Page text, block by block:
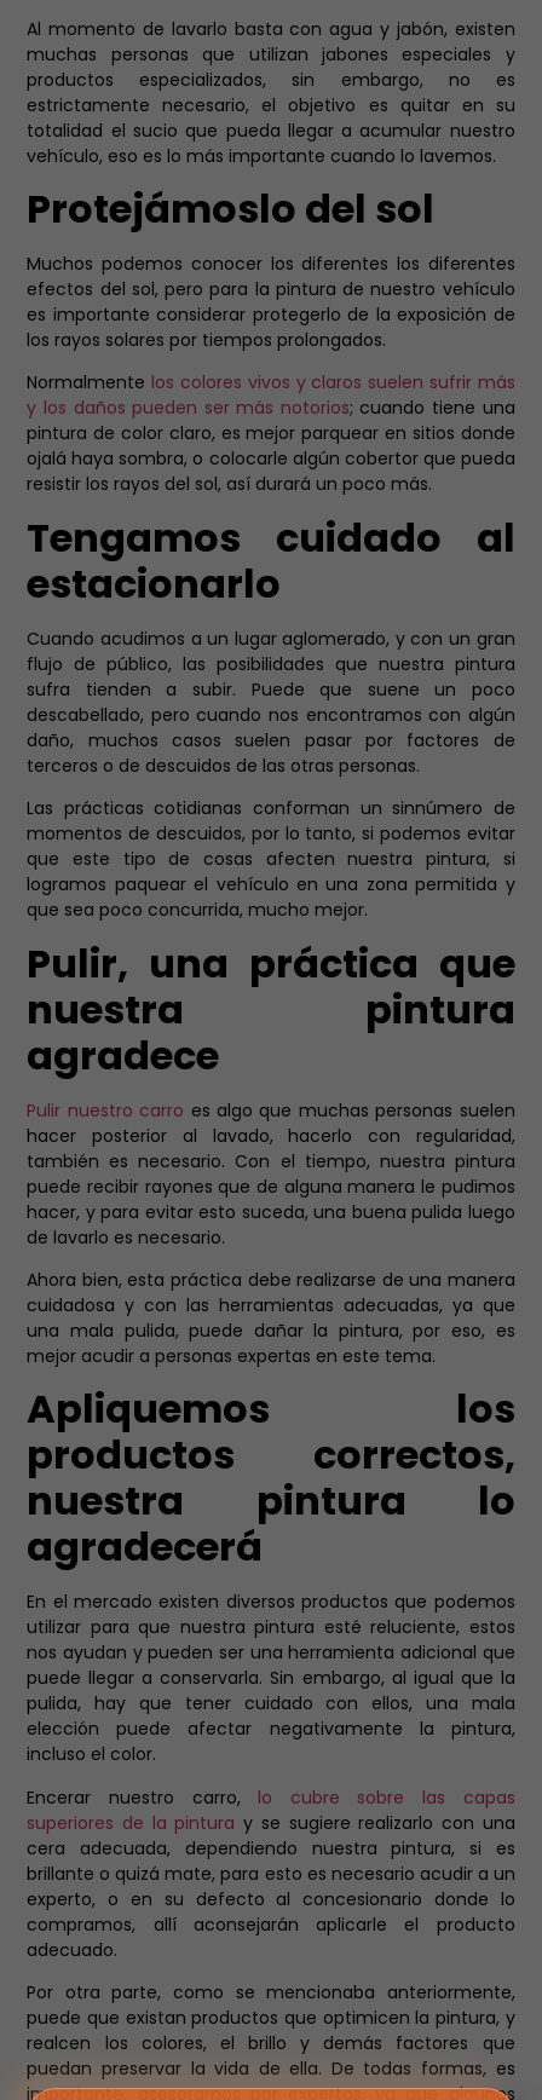
Al momento de lavarlo basta con agua y jabón, existen
muchas personas que utilizan jabones especiales y
productos especializados, sin embargo, no es
estrictamente necesario, el objetivo es quitar en su
totalidad el sucio que pueda llegar a acumular nuestro
vehículo, eso es lo más importante cuando lo lavemos.
Protejámoslo del sol
Muchos podemos conocer los diferentes los diferentes
efectos del sol, pero para la pintura de nuestro vehículo
es importante considerar protegerlo de la exposición de
los rayos solares por tiempos prolongados.
Normalmente los colores vivos y claros suelen sufrir más
y los daños pueden ser más notorios; cuando tiene una
pintura de color claro, es mejor parquear en sitios donde
ojalá haya sombra, o colocarle algún cobertor que pueda
resistir los rayos del sol, así durará un poco más.
Tengamos cuidado al
estacionarlo
Cuando acudimos a un lugar aglomerado, y con un gran
flujo de público, las posibilidades que nuestra pintura
sufra tienden a subir. Puede que suene un poco
descabellado, pero cuando nos encontramos con algún
daño, muchos casos suelen pasar por factores de
terceros o de descuidos de las otras personas.
Las prácticas cotidianas conforman un sinnúmero de
momentos de descuidos, por lo tanto, si podemos evitar
que este tipo de cosas afecten nuestra pintura, si
logramos paquear el vehículo en una zona permitida y
que sea poco concurrida, mucho mejor.
Pulir, una práctica que
nuestra pintura
agradece
Pulir nuestro carro es algo que muchas personas suelen
hacer posterior al lavado, hacerlo con regularidad,
también es necesario. Con el tiempo, nuestra pintura
puede recibir rayones que de alguna manera le pudimos
hacer, y para evitar esto suceda, una buena pulida luego
de lavarlo es necesario.
Ahora bien, esta práctica debe realizarse de una manera
cuidadosa y con las herramientas adecuadas, ya que
una mala pulida, puede dañar la pintura, por eso, es
mejor acudir a personas expertas en este tema.
Apliquemos los
productos correctos,
nuestra pintura lo
agradecerá
En el mercado existen diversos productos que podemos
utilizar para que nuestra pintura esté reluciente, estos
nos ayudan y pueden ser una herramienta adicional que
puede llegar a conservarla. Sin embargo, al igual que la
pulida, hay que tener cuidado con ellos, una mala
elección puede afectar negativamente la pintura,
incluso el color.
Encerar nuestro carro, lo cubre sobre las capas
superiores de la pintura y se sugiere realizarlo con una
cera adecuada, dependiendo nuestra pintura, si es
brillante o quizá mate, para esto es necesario acudir a un
experto, o en su defecto al concesionario donde lo
compramos, allí aconsejarán aplicarle el producto
adecuado.
Por otra parte, como se mencionaba anteriormente,
puede que existan productos que optimicen la pintura, y
realcen los colores, el brillo y demás factores que
puedan preservar la vida de ella. De todas formas, es
importante, asesorarnos por expertos, ya que algunos